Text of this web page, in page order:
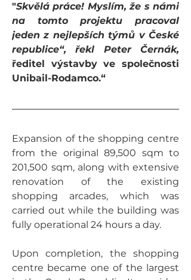
"Skvělá práce! Myslím, že s námi
na tomto projektu pracoval
jeden z nejlepších týmů v České
ředitel výstavby ve společnosti
Unibail-Rodamco.“
Expansion of the shopping centre
from the original 89,500 sqm to
201,500 sqm, along with extensive
renovation of the existing
shopping arcades, which was
carried out while the building was
fully operational 24 hours a day.
Upon completion, the shopping
centre became one of the largest